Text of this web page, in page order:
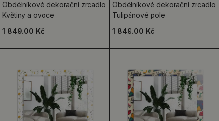
Obdélníkové dekorační zrcadlo
Květiny a ovoce
1 849.00 Kč
Obdélníkové dekorační zrcadlo
Tulipánové pole
1 849.00 Kč